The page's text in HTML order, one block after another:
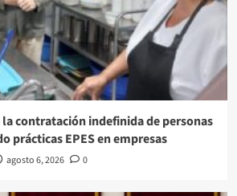
contratación indefinida de personas
prácticas EPES en empresas
agosto 6, 2026 0